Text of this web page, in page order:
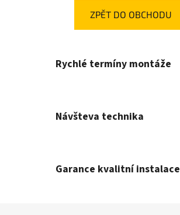
ZPĚT DO OBCHODU
Rychlé termíny montáže
Návšteva technika
Garance kvalitní instalace